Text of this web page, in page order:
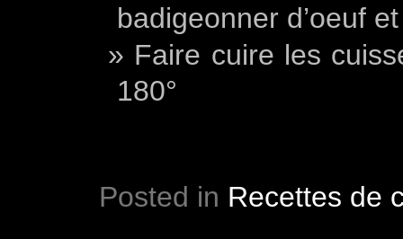
badigeonner d’oeuf
Faire cuire les
180°
Posted in Recettes de